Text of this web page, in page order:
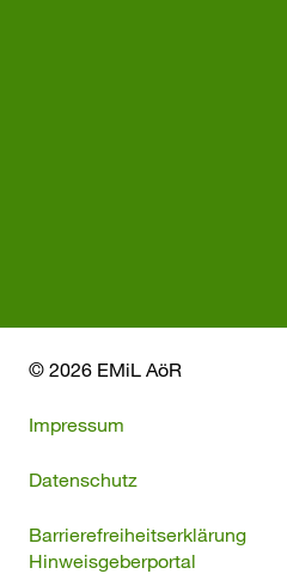
© 2026 EMiL AöR
Impressum
Datenschutz
Barrierefreiheitserklärung
Hinweisgeberportal